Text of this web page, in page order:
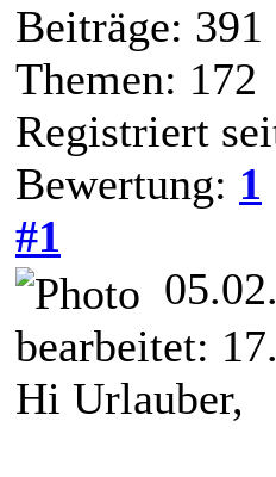
Beiträge: 391
Themen: 172
Registriert
Bewertung: 1
#1
bearbeitet:
Hi Urlauber,